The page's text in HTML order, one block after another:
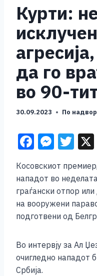
Курти:
да го
во 90-
30.09.2023 По надвор
F
c
e
b
o
o
k
M
ss
e
n
g
er
T
tt
er
Косовскиот
нападот во
граѓански отпор
на вооружени
подготвени од
Во интервју за Ал
очигледно нападот
Србија.